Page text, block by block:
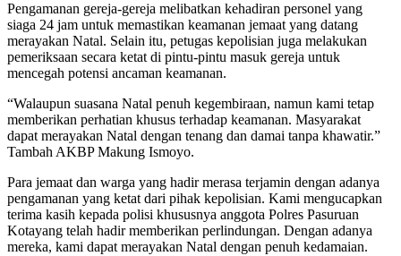
Pengamanan gereja-gereja melibatkan kehadiran personel yang
siaga 24 jam untuk memastikan keamanan jemaat yang datang
merayakan Natal. Selain itu, petugas kepolisian juga melakukan
pemeriksaan secara ketat di pintu-pintu masuk gereja untuk
mencegah potensi ancaman keamanan.
“Walaupun suasana Natal penuh kegembiraan, namun kami tetap
memberikan perhatian khusus terhadap keamanan. Masyarakat
dapat merayakan Natal dengan tenang dan damai tanpa khawatir.”
Tambah AKBP Makung Ismoyo.
Para jemaat dan warga yang hadir merasa terjamin dengan adanya
pengamanan yang ketat dari pihak kepolisian. Kami mengucapkan
terima kasih kepada polisi khususnya anggota Polres Pasuruan
Kotayang telah hadir memberikan perlindungan. Dengan adanya
mereka, kami dapat merayakan Natal dengan penuh kedamaian.